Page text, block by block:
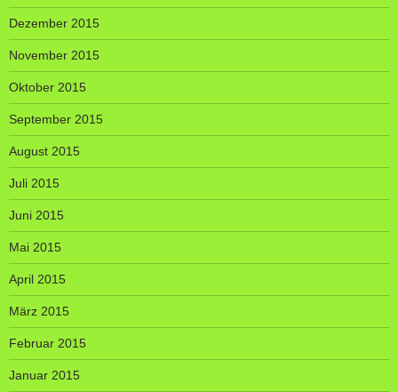
Dezember 2015
November 2015
Oktober 2015
September 2015
August 2015
Juli 2015
Juni 2015
Mai 2015
April 2015
März 2015
Februar 2015
Januar 2015